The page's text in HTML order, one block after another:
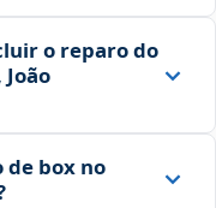
o reparo do
de box no